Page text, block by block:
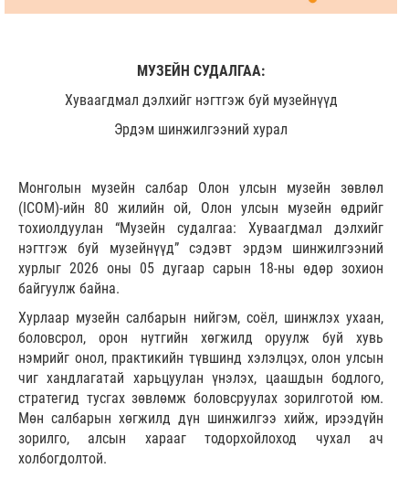
МУЗЕЙН СУДАЛГАА:
Хуваагдмал дэлхийг нэгтгэж буй музейнүүд
Эрдэм шинжилгээний хурал
Монголын музейн салбар Олон улсын музейн зөвлөл
(ICOM)-ийн 80 жилийн ой, Олон улсын музейн өдрийг
тохиолдуулан “Музейн судалгаа: Хуваагдмал дэлхийг
нэгтгэж буй музейнүүд” сэдэвт эрдэм шинжилгээний
хурлыг 2026 оны 05 дугаар сарын 18-ны өдөр зохион
байгуулж байна.
Хурлаар музейн салбарын нийгэм, соёл, шинжлэх ухаан,
боловсрол, орон нутгийн хөгжилд оруулж буй хувь
нэмрийг онол, практикийн түвшинд хэлэлцэх, олон улсын
чиг хандлагатай харьцуулан үнэлэх, цаашдын бодлого,
стратегид тусгах зөвлөмж боловсруулах зорилготой юм.
Мөн салбарын хөгжилд дүн шинжилгээ хийж, ирээдүйн
зорилго, алсын харааг тодорхойлоход чухал ач
холбогдолтой.